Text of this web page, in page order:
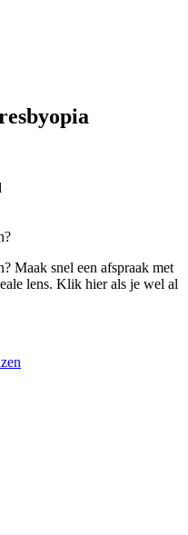
Maak snel een afspraak met
lens. Klik hier als je wel al